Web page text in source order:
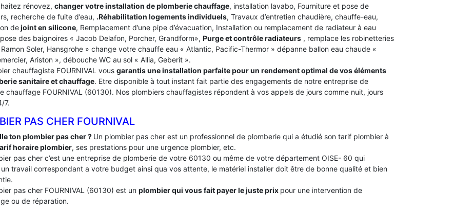
rénovez, changer votre installation de plomberie chauffage, installation lavabo, Fourniture et pose de
recherche de fuite d’eau, .Réhabilitation logements individuels, Travaux d’entretien chaudière, chauffe-eau,
dejoint en silicone, Remplacement d’une pipe d’évacuation, Installation ou remplacement de radiateur à eau
des baignoires « Jacob Delafon, Porcher, Grandform», Purge et contrôle radiateurs , remplace les robinetteries
Ramon Soler, Hansgrohe » change votre chauffe eau « Atlantic, Pacific-Thermor » dépanne ballon eau chaude «
Ariston », débouche WC au sol « Allia, Geberit ».
chauffagiste FOURNIVAL vous garantis une installation parfaite pour un rendement optimal de vos éléments
sanitaire et chauffage. Etre disponible à tout instant fait partie des engagements de notre entreprise de
chauffage FOURNIVAL (60130). Nos plombiers chauffagistes répondent à vos appels de jours comme nuit, jours
7.
PAS CHER FOURNIVAL
ton plombier pas cher ? Un plombier pas cher est un professionnel de plomberie qui a étudié son tarif plombier à
horaire plombier, ses prestations pour une urgence plombier, etc.
pas cher c’est une entreprise de plomberie de votre 60130 ou même de votre département OISE- 60 qui
travail correspondant a votre budget ainsi qua vos attente, le matériel installer doit être de bonne qualité et bien
pas cher FOURNIVAL (60130) est un plombier qui vous fait payer le juste prix pour une intervention de
ou de réparation.